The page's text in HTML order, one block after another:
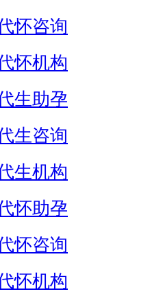
怀咨询
怀机构
生助孕
生咨询
生机构
怀助孕
怀咨询
怀机构